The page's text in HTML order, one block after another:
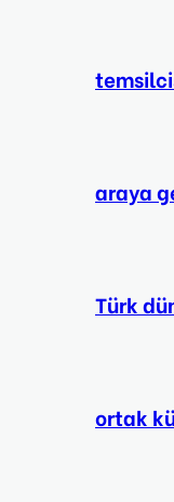
araya
Türk
ortak